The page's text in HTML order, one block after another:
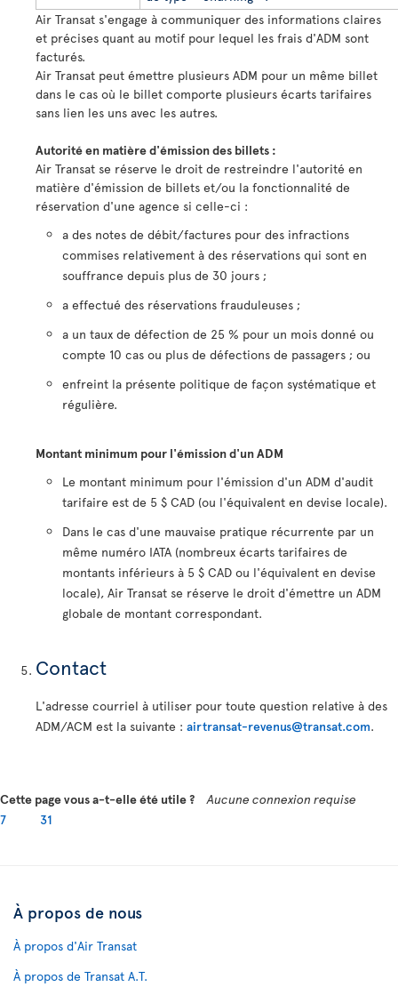
Air Transat s'engage à communiquer des informations claires
et précises quant au motif pour lequel les frais d'ADM sont
facturés.
Air Transat peut émettre plusieurs ADM pour un même billet
dans le cas où le billet comporte plusieurs écarts tarifaires
sans lien les uns avec les autres.
Autorité en matière d'émission des billets :
Air Transat se réserve le droit de restreindre l'autorité en
matière d'émission de billets et/ou la fonctionnalité de
réservation d'une agence si celle-ci :
a des notes de débit/factures pour des infractions
commises relativement à des réservations qui sont en
souffrance depuis plus de 30 jours ;
a effectué des réservations frauduleuses ;
a un taux de défection de 25 % pour un mois donné ou
compte 10 cas ou plus de défections de passagers ; ou
enfreint la présente politique de façon systématique et
régulière.
Montant minimum pour l'émission d'un ADM
Le montant minimum pour l'émission d'un ADM d'audit
tarifaire est de 5 $ CAD (ou l'équivalent en devise locale).
Dans le cas d'une mauvaise pratique récurrente par un
même numéro IATA (nombreux écarts tarifaires de
montants inférieurs à 5 $ CAD ou l'équivalent en devise
locale), Air Transat se réserve le droit d'émettre un ADM
globale de montant correspondant.
Contact
L'adresse courriel à utiliser pour toute question relative à des
ADM/ACM est la suivante : airtransat-revenus@transat.com.
Cette page vous a-t-elle été utile ?
Aucune connexion requise
7
31
À propos de nous
À propos d'Air Transat
À propos de Transat A.T.